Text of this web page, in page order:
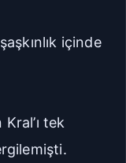
içinde
tek